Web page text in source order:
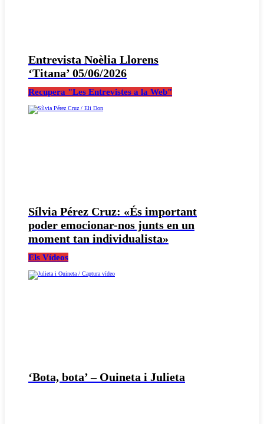
Entrevista Noèlia Llorens
‘Titana’ 05/06/2026
Recupera "Les Entrevistes a la Web"
Sílvia Pérez Cruz: «És important
poder emocionar-nos junts en un
moment tan individualista»
Els Vídeos
‘Bota, bota’ – Ouineta i Julieta